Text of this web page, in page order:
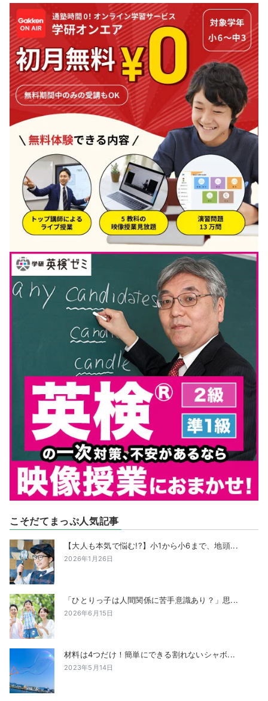
こそだてまっぷ人気記事
【大人も本気で悩む!?】小1から小6まで、地頭...
2026年1月26日
「ひとりっ子は人間関係に苦手意識あり？」思...
2026年6月15日
材料は4つだけ！簡単にできる割れないシャボ...
2023年5月14日